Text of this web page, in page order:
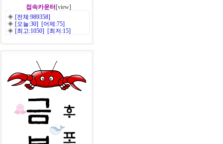
접속카운터 [view]
◈ [전체:989358]
◈ [오늘:30] [어제:75]
◈ [최고:1050] [최저:15]